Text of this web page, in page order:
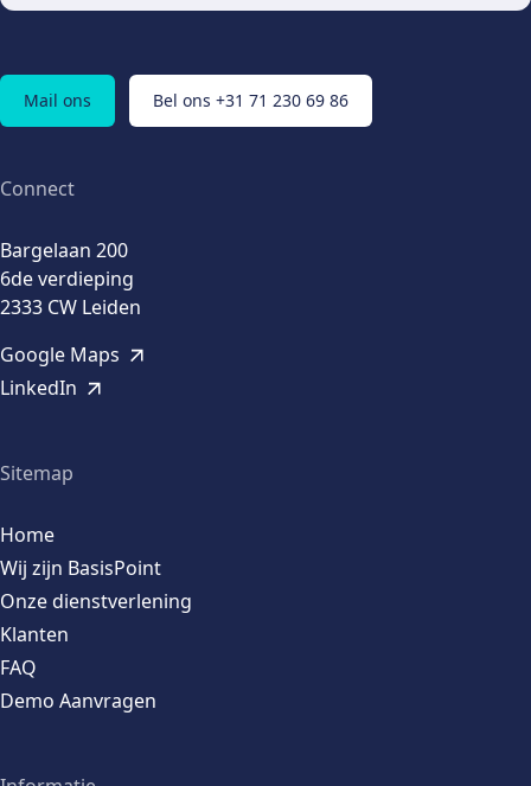
Mail ons Bel ons +31 71 230 69 86
Connect
Bargelaan 200
6de verdieping
2333 CW Leiden
Google Maps
LinkedIn
Sitemap
Home
Wij zijn BasisPoint
Onze dienstverlening
Klanten
FAQ
Demo Aanvragen